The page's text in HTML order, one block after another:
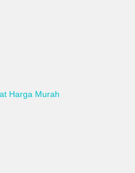
Harga Murah